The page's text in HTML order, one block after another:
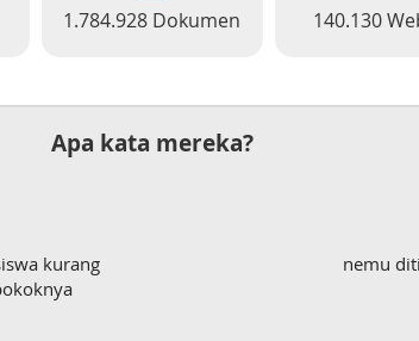
1.784.928 Dokumen 140.130
Apa kata mereka?
kurang
nemu